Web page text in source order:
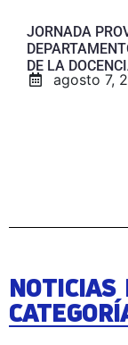
JORNADA
DE LA
agosto 7,
NOTICIAS